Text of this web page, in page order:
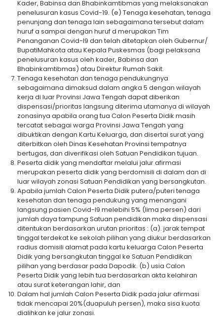
Kader, Babinsa dan Bhabinkamtibmas yang melaksanakan
penelusuran kasus Covid-19. (e) Tenaga kesehatan, tenaga
penunjang dan tenaga lain sebagaimana tersebut dalam
huruf a sampai dengan huruf d merupakan Tim
Penanganan Covid-l9 dan telah ditetapkan oleh Gubernur/
BupatiMahkota atau Kepala Puskesmas (bagi pelaksana
penelusuran kasus oleh kader, Babinsa dan
Bhabinkamtibmas) atau Direktur Rumah Sakit.
Tenaga kesehatan dan tenaga pendukungnya
sebagaimana dimaksud dalam angka 5 dengan wilayah
kerja di luar Provinsi Jawa Tengah dapat diberikan
dispensasi/prioritas langsung diterima utamanya di wilayah
zonasinya apabila orang tua Calon Peserta Didik masih
tercatat sebagai warga Provinsi Jawa Tengah yang
dibuktikan dengan Kartu Keluarga, dan disertai surat yang
diterbitkan oleh Dinas Kesehatan Provinsi tempatnya
bertugas, dan diverifikasi oleh Satuan Pendidikan tujuan.
Peserta didik yang mendaftar melalui jalur afirmasi
merupakan peserta didik yang berdomisili di dalam dan di
luar wilayah zonasi Satuan Pendidikan yang bersangkutan.
Apabila jumlah Calon Peserta Didik putera/puteri tenaga
kesehatan dan tenaga pendukung yang menangani
langsung pasien Covid-l9 melebihi 5% (lima persen) dari
jumlah daya tampung Satuan pendidikan maka dispensasi
ditentukan berdasarkan urutan prioritas : (a). jarak tempat
tinggal terdekat ke sekolah pilihan yang diukur berdasarkan
radius domisili alamat pada kartu keluarga Calon Peserta
Didik yang bersangkutan tinggal ke Satuan Pendidikan
pilihan yang berdasar pada Dapodik. (b) usia Calon
Peserta Didik yang lebih tua berdasarkan akta kelahiran
atau surat keterangan lahir, dan
Dalam hal jumlah Calon Peserta Didik pada jalur afirmasi
tidak mencapai 20%(duapuluh persen), maka sisa kuota
dialihkan ke jalur zonasi.